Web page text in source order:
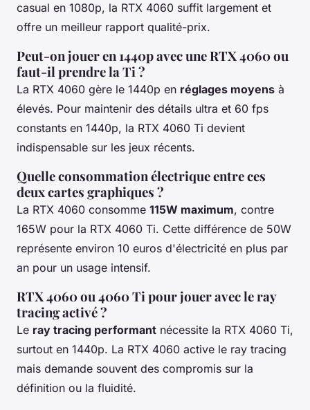
casual en 1080p, la RTX 4060 suffit largement et
offre un meilleur rapport qualité-prix.
Peut-on jouer en 1440p avec une RTX 4060 ou
faut-il prendre la Ti ?
La RTX 4060 gère le 1440p en réglages moyens à
élevés. Pour maintenir des détails ultra et 60 fps
constants en 1440p, la RTX 4060 Ti devient
indispensable sur les jeux récents.
Quelle consommation électrique entre ces
deux cartes graphiques ?
La RTX 4060 consomme 115W maximum, contre
165W pour la RTX 4060 Ti. Cette différence de 50W
représente environ 10 euros d'électricité en plus par
an pour un usage intensif.
RTX 4060 ou 4060 Ti pour jouer avec le ray
tracing activé ?
Le ray tracing performant nécessite la RTX 4060 Ti,
surtout en 1440p. La RTX 4060 active le ray tracing
mais demande souvent des compromis sur la
définition ou la fluidité.